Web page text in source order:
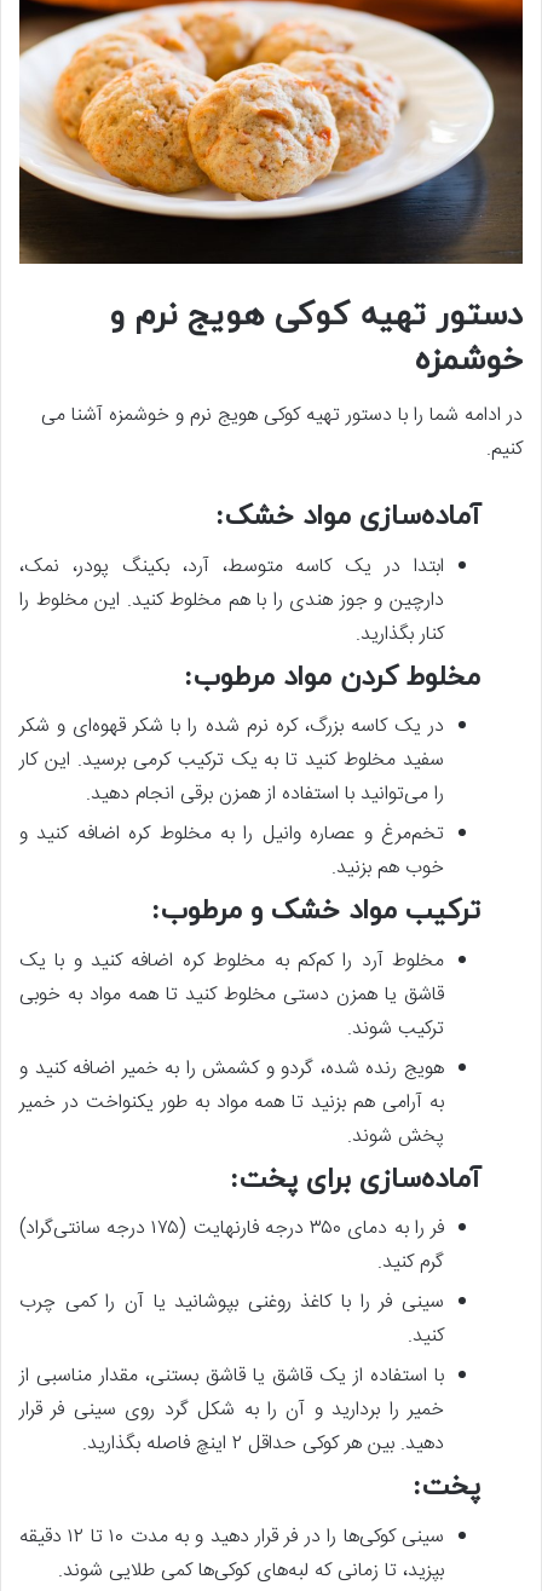
دستور تهیه کوکی هویج نرم و
خوشمزه
در ادامه شما را با دستور تهیه کوکی هویج نرم و خوشمزه آشنا می
کنیم.
آماده‌سازی مواد خشک:
ابتدا در یک کاسه متوسط، آرد، بکینگ پودر، نمک،
دارچین و جوز هندی را با هم مخلوط کنید. این مخلوط را
کنار بگذارید.
مخلوط کردن مواد مرطوب:
در یک کاسه بزرگ، کره نرم شده را با شکر قهوه‌ای و شکر
سفید مخلوط کنید تا به یک ترکیب کرمی برسید. این کار
را می‌توانید با استفاده از همزن برقی انجام دهید.
تخم‌مرغ و عصاره وانیل را به مخلوط کره اضافه کنید و
خوب هم بزنید.
ترکیب مواد خشک و مرطوب:
مخلوط آرد را کم‌کم به مخلوط کره اضافه کنید و با یک
قاشق یا همزن دستی مخلوط کنید تا همه مواد به خوبی
ترکیب شوند.
هویج رنده شده، گردو و کشمش را به خمیر اضافه کنید و
به آرامی هم بزنید تا همه مواد به طور یکنواخت در خمیر
پخش شوند.
آماده‌سازی برای پخت:
فر را به دمای ۳۵۰ درجه فارنهایت (۱۷۵ درجه سانتی‌گراد)
گرم کنید.
سینی فر را با کاغذ روغنی بپوشانید یا آن را کمی چرب
کنید.
با استفاده از یک قاشق یا قاشق بستنی، مقدار مناسبی از
خمیر را بردارید و آن را به شکل گرد روی سینی فر قرار
دهید. بین هر کوکی حداقل ۲ اینچ فاصله بگذارید.
پخت:
سینی کوکی‌ها را در فر قرار دهید و به مدت ۱۰ تا ۱۲ دقیقه
بپزید، تا زمانی که لبه‌های کوکی‌ها کمی طلایی شوند.